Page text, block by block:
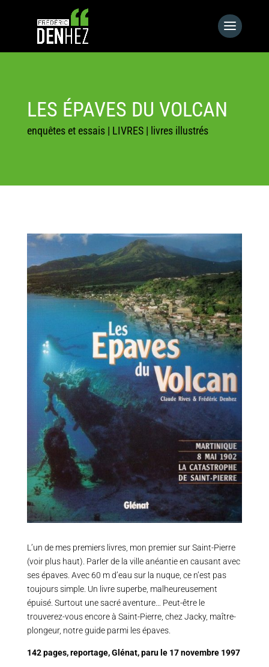
LES ÉPAVES DU VOLCAN
enquêtes et essais| LIVRES| livres illustrés
L’un de mes premiers livres, mon premier sur Saint-Pierre
(voir plus haut). Parler de la ville anéantie en causant avec
ses épaves. Avec 60 m d’eau sur la nuque, ce n’est pas
toujours simple. Un livre superbe, malheureusement
épuisé. Surtout une sacré aventure… Peut-être le
trouverez-vous encore à Saint-Pierre, chez Jacky, maître-
plongeur, notre guide parmi les épaves.
142 pages, reportage, Glénat, paru le 17 novembre 1997